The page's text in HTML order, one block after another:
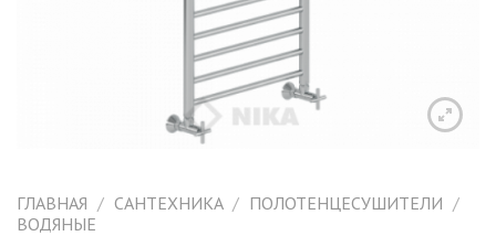
ГЛАВНАЯ / САНТЕХНИКА / ПОЛОТЕНЦЕСУШИТЕЛИ /
ВОДЯНЫЕ